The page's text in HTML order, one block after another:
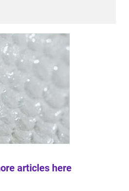
articles here